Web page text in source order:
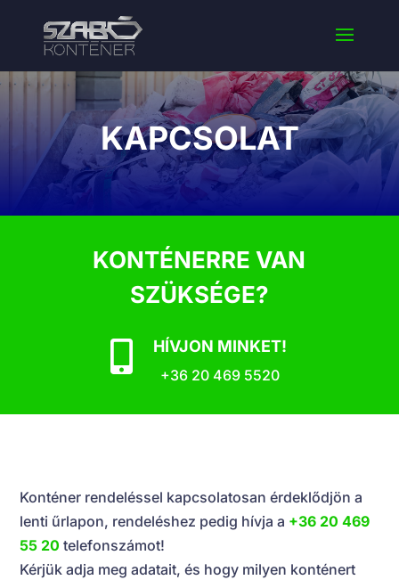
KAPCSOLAT
KONTÉNERRE VAN
SZÜKSÉGE?
 HÍVJON MINKET!
+36 20 469 5520
Konténer rendeléssel kapcsolatosan érdeklődjön a
lenti űrlapon, rendeléshez pedig hívja a +36 20 469
55 20 telefonszámot!
Kérjük adja meg adatait, és hogy milyen konténert